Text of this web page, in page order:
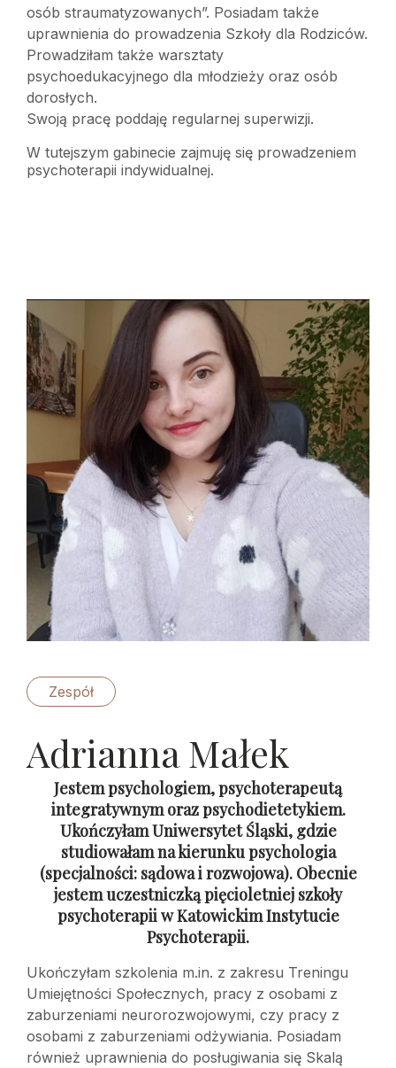
osób straumatyzowanych”. Posiadam także
uprawnienia do prowadzenia Szkoły dla Rodziców.
Prowadziłam także warsztaty
psychoedukacyjnego dla młodzieży oraz osób
dorosłych.
Swoją pracę poddaję regularnej superwizji.
W tutejszym gabinecie zajmuję się prowadzeniem
psychoterapii indywidualnej.
Zespół
Adrianna Małek
Jestem psychologiem, psychoterapeutą
integratywnym oraz psychodietetykiem.
Ukończyłam Uniwersytet Śląski, gdzie
studiowałam na kierunku psychologia
(specjalności: sądowai rozwojowa). Obecnie
jestem uczestniczką pięcioletniej szkoły
psychoterapiiw Katowickim Instytucie
Psychoterapii.
Ukończyłam szkolenia m.in. z zakresu Treningu
Umiejętności Społecznych, pracy z osobami z
zaburzeniami neurorozwojowymi, czy pracy z
osobami z zaburzeniami odżywiania. Posiadam
również uprawnienia do posługiwania się Skalą